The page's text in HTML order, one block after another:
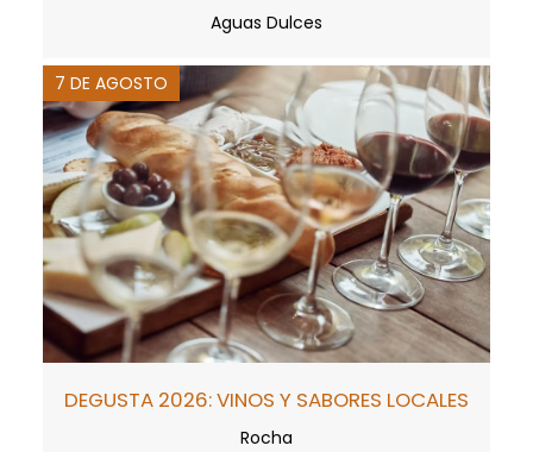
Aguas Dulces
7 DE AGOSTO
DEGUSTA 2026: VINOS Y SABORES LOCALES
Rocha